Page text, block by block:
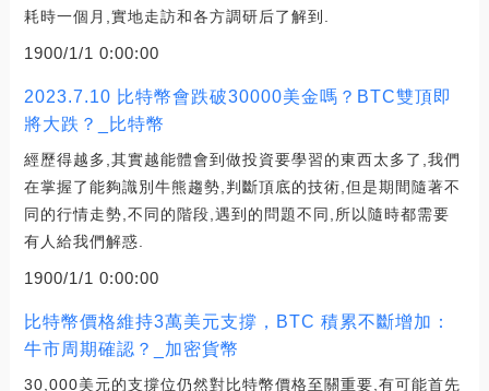
耗時一個月,實地走訪和各方調研后了解到.
1900/1/1 0:00:00
2023.7.10 比特幣會跌破30000美金嗎？BTC雙頂即
將大跌？_比特幣
經歷得越多,其實越能體會到做投資要學習的東西太多了,我們
在掌握了能夠識別牛熊趨勢,判斷頂底的技術,但是期間隨著不
同的行情走勢,不同的階段,遇到的問題不同,所以隨時都需要
有人給我們解惑.
1900/1/1 0:00:00
比特幣價格維持3萬美元支撐，BTC 積累不斷增加：
牛市周期確認？_加密貨幣
30,000美元的支撐位仍然對比特幣價格至關重要,有可能首先